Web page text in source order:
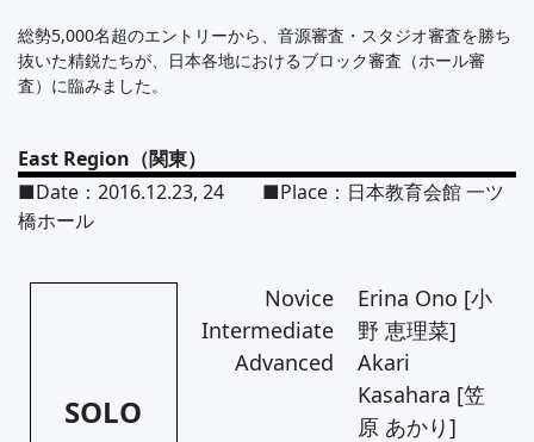
総勢5,000名超のエントリーから、音源審査・スタジオ審査を勝ち
抜いた精鋭たちが、日本各地におけるブロック審査（ホール審
査）に臨みました。
East Region（関東）
■Date：2016.12.23, 24 ■Place：日本教育会館 一ツ
橋ホール
SOLO
Novice
Intermediate
Advanced
Erina Ono [小
野 恵理菜]
Akari
Kasahara [笠
原 あかり]